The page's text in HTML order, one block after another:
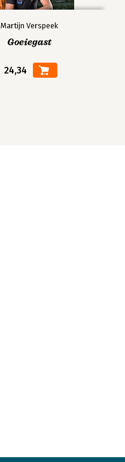
Martijn Verspeek
Goeiegast
24,34